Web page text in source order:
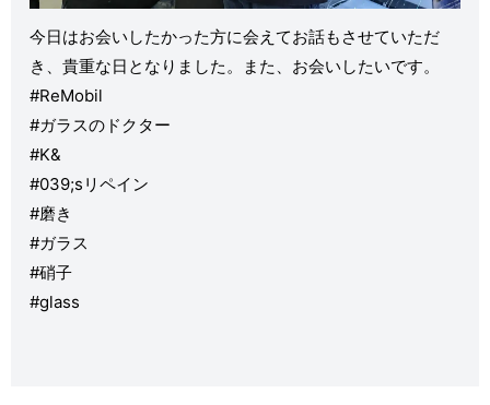
今日はお会いしたかった方に会えてお話もさせていただ
き、貴重な日となりました。また、お会いしたいです。
#ReMobil
#ガラスのドクター
#K&
#039;sリペイン
#磨き
#ガラス
#硝子
#glass